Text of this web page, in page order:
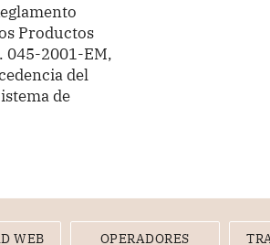
Productos
045-2001-EM,
del
de
WEB OPERADORES